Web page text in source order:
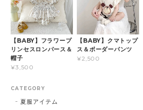
【BABY】フラワープ
リンセスロンパース＆
帽子
¥3,500
【BABY】クマトップ
ス＆ボーダーパンツ
¥2,500
CATEGORY
夏服アイテム